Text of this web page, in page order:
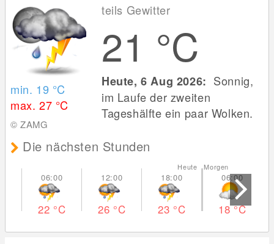
min. 19 °C
max. 27 °C
© ZAMG
teils Gewitter
21 °C
Heute, 6 Aug 2026: Sonnig,
im Laufe der zweiten
Tageshälfte ein paar Wolken.
Die nächsten Stunden
22 °C 26 °C 23 °C
Heute Morgen
18°C